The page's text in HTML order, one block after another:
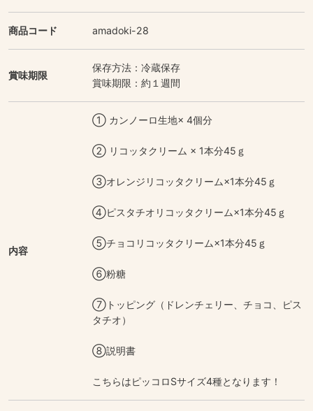
商品コード amadoki-28
賞味期限
保存方法：冷蔵保存
賞味期限：約１週間
内容
① カンノーロ生地× 4個分
② リコッタクリーム × 1本分45ｇ
③オレンジリコッタクリーム×1本分45ｇ
④ピスタチオリコッタクリーム×1本分45ｇ
⑤チョコリコッタクリーム×1本分45ｇ
⑥粉糖
⑦トッピング（ドレンチェリー、チョコ、ピス
タチオ）
⑧説明書
こちらはピッコロSサイズ4種となります！